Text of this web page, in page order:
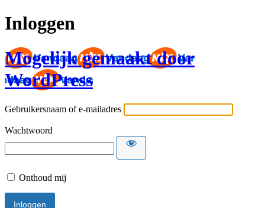
Inloggen
Mogelijk gemaakt door
WordPress
Gebruikersnaam of e-mailadres
Wachtwoord
Onthoud mij